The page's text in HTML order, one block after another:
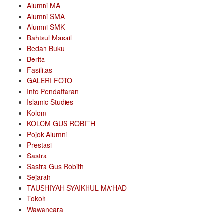
Alumni MA
Alumni SMA
Alumni SMK
Bahtsul Masail
Bedah Buku
Berita
Fasilitas
GALERI FOTO
Info Pendaftaran
Islamic Studies
Kolom
KOLOM GUS ROBITH
Pojok Alumni
Prestasi
Sastra
Sastra Gus Robith
Sejarah
TAUSHIYAH SYAIKHUL MA'HAD
Tokoh
Wawancara